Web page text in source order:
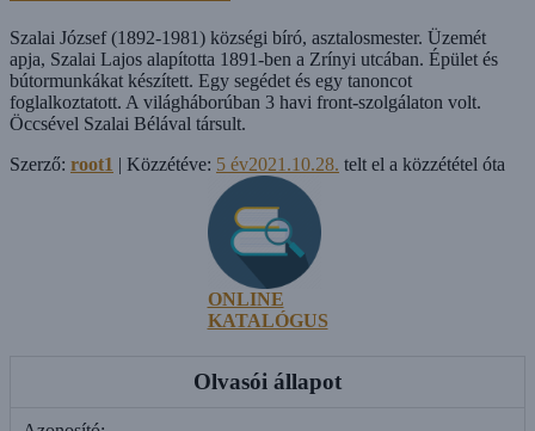
Szalai József (1892-1981) községi bíró, asztalosmester. Üzemét
apja, Szalai Lajos alapította 1891-ben a Zrínyi utcában. Épület és
bútormunkákat készített. Egy segédet és egy tanoncot
foglalkoztatott. A világháborúban 3 havi front-szolgálaton volt.
Öccsével Szalai Bélával társult.
Szerző: root1 | Közzétéve: 5 év2021.10.28. telt el a közzététel óta
ONLINE
KATALÓGUS
Olvasói állapot